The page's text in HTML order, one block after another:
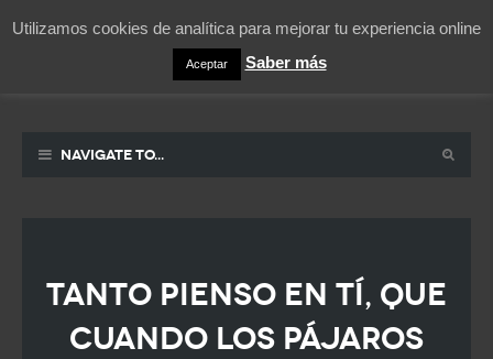
La vida contada en un sueño
Navigate to...
Tanto pienso en tí, que
cuando los pájaros
Utilizamos cookies de analítica para mejorar tu experiencia online
Aceptar Saber más